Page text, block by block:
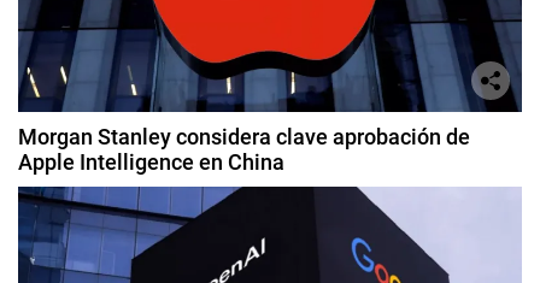
Morgan Stanley considera clave aprobación de
Apple Intelligence en China